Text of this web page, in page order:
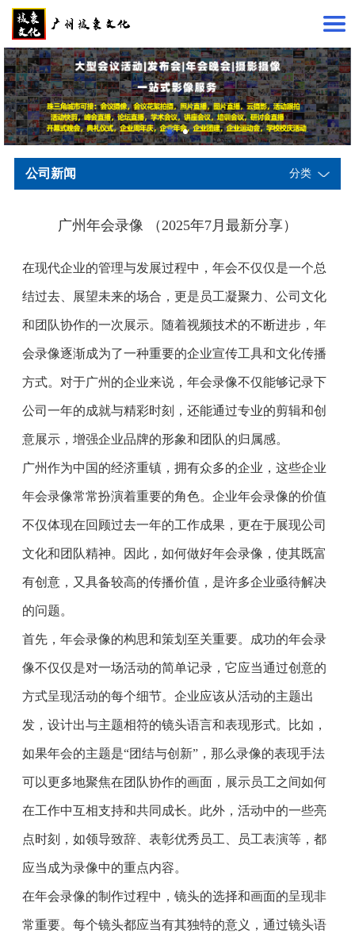
公司新闻 分类
广州年会录像 （2025年7月最新分享）
在现代企业的管理与发展过程中，年会不仅仅是一个总
结过去、展望未来的场合，更是员工凝聚力、公司文化
和团队协作的一次展示。随着视频技术的不断进步，年
会录像逐渐成为了一种重要的企业宣传工具和文化传播
方式。对于广州的企业来说，年会录像不仅能够记录下
公司一年的成就与精彩时刻，还能通过专业的剪辑和创
意展示，增强企业品牌的形象和团队的归属感。
广州作为中国的经济重镇，拥有众多的企业，这些企业
年会录像常常扮演着重要的角色。企业年会录像的价值
不仅体现在回顾过去一年的工作成果，更在于展现公司
文化和团队精神。因此，如何做好年会录像，使其既富
有创意，又具备较高的传播价值，是许多企业亟待解决
的问题。
首先，年会录像的构思和策划至关重要。成功的年会录
像不仅仅是对一场活动的简单记录，它应当通过创意的
方式呈现活动的每个细节。企业应该从活动的主题出
发，设计出与主题相符的镜头语言和表现形式。比如，
如果年会的主题是“团结与创新”，那么录像的表现手法
可以更多地聚焦在团队协作的画面，展示员工之间如何
在工作中互相支持和共同成长。此外，活动中的一些亮
点时刻，如领导致辞、表彰优秀员工、员工表演等，都
应当成为录像中的重点内容。
在年会录像的制作过程中，镜头的选择和画面的呈现非
常重要。每个镜头都应当有其独特的意义，通过镜头语